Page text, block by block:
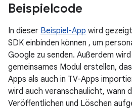
Beispielcode
In dieser Beispiel-App wird
SDK einbinden können , um
Google zu senden. Außerdem
gemeinsames Modul erstellen,
Apps als auch in TV-Apps
wird auch veranschaulicht, wann
Veröffentlichen und Löschen